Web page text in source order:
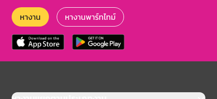
หางาน หางานพาร์ทไทม์